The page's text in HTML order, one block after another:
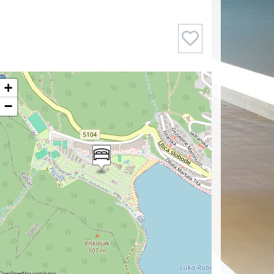
+
−